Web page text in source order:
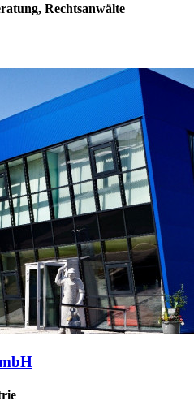
Rechtsanwälte